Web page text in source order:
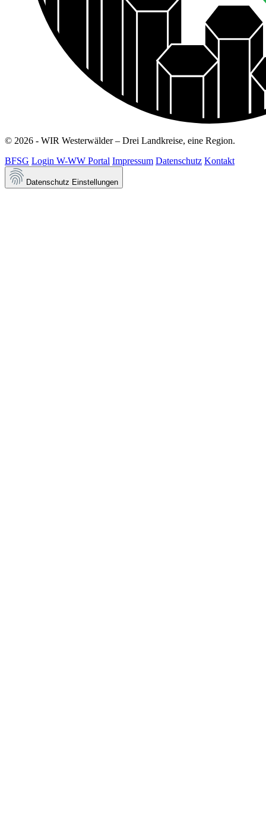
© 2026 - WIR Westerwälder – Drei Landkreise, eine Region.
BFSG Login W-WW Portal Impressum Datenschutz Kontakt
Datenschutz Einstellungen